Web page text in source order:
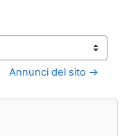
Annunci del sito →